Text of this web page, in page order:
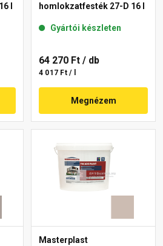
l
homlokzatfesték 27-D 16 l
Gyártói készleten
64 270 Ft / db
4 017 Ft / l
Megnézem
Masterplast